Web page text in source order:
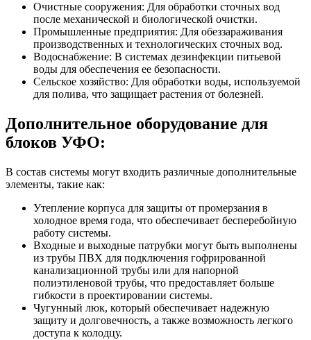
Очистные сооружения: Для обработки сточных вод
после механической и биологической очистки.
Промышленные предприятия: Для обеззараживания
производственных и технологических сточных вод.
Водоснабжение: В системах дезинфекции питьевой
воды для обеспечения ее безопасности.
Сельское хозяйство: Для обработки воды, используемой
для полива, что защищает растения от болезней.
Дополнительное оборудование для
блоков УФО:
В состав системы могут входить различные дополнительные
элементы, такие как:
Утепление корпуса для защиты от промерзания в
холодное время года, что обеспечивает бесперебойную
работу системы.
Входные и выходные патрубки могут быть выполнены
из трубы ПВХ для подключения гофрированной
канализационной трубы или для напорной
полиэтиленовой трубы, что предоставляет больше
гибкости в проектировании системы.
Чугунный люк, который обеспечивает надежную
защиту и долговечность, а также возможность легкого
доступа к колодцу.